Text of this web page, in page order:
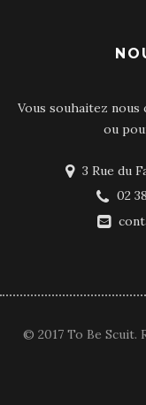
Vous souhaitez
ou
3 Rue du
02
© 2017 To Be Scuit.